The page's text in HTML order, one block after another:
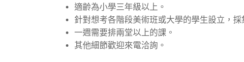
適齡為小學三年級以上。
針對想考各階段美術班或大學的學生設立，採
一週需要排兩堂以上的課。
其他細節歡迎來電洽詢。